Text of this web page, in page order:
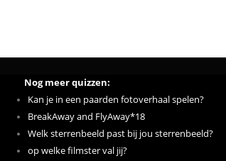
Nog meer quizzen:
Kan je in een paarden fotoverhaal spelen?
BreakAway and FlyAway*18
Welk sterrenbeeld past bij jou sterrenbeeld?
op welke filmster val jij?